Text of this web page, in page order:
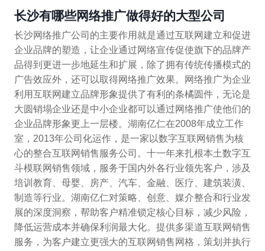
长沙有哪些网络推广做得好的大型公司
长沙网络推广公司的主要作用就是通过互联网建立和促进
企业品牌的塑造，让企业通过网络宣传促使旗下的品牌产
品得到更进一步地延生和扩展，除了拥有传统传播模式的
广告效应外，还可以取得网络推广效果。网络推广为企业
利用互联网建立品牌形象提供了有利的条橘圆件，无论是
大圆销塌企业还是中小企业都可以通过网络推广使他们的
企业品牌形象更上一层楼。湖南亿仁在2008年成立工作
室，2013年公司化运作，是一家以数字互联网销售为核
心的整合互联网销售服务公司。十一年来扎根本土数字互
斗模联网销售领域，服务于国内外各行业领先客户，涉及
培训教育、母婴、房产、汽车、金融、医疗、建筑装潢、
制造等行业。湖南亿仁对策略、创意、媒介整合和行业发
展的深度洞察，帮助客户精准锁定核心目标，减少风险，
降低运营成本并确保利润最大化。提供多渠道互联网销售
服务，为客户建立更强大的互联网销售网格，策划并执行